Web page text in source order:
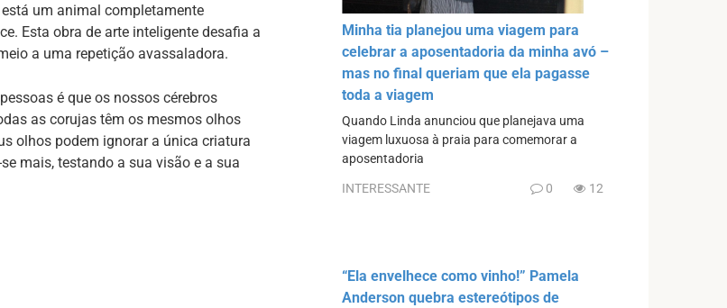
um animal completamente
Esta obra de arte inteligente desafia a
a uma repetição avassaladora.
é que os nossos cérebros
as corujas têm os mesmos olhos
olhos podem ignorar a única criatura
mais, testando a sua visão e a sua
Minha tia planejou uma viagem para
celebrar a aposentadoria da minha avó –
mas no final queriam que ela pagasse
toda a viagem
Quando Linda anunciou que planejava uma
viagem luxuosa à praia para comemorar a
aposentadoria
INTERESSANTE 0 12
“Ela envelhece como vinho!” Pamela
Anderson quebra estereótipos de